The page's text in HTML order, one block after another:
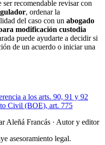
recomendable revisar con
, ordenar la
del caso con un abogado
modificación custodia
puede ayudarte a decidir si
de un acuerdo o iniciar una
a los arts. 90, 91 y 92
Civil (BOE), art. 775
Aleñá Francás · Autor y editor
asesoramiento legal.